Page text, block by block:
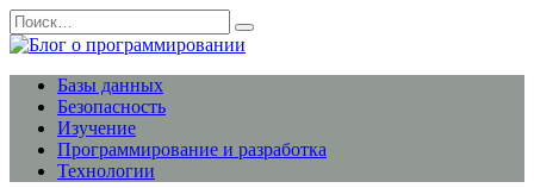
Перейти
к
содержанию
Search
for:
Базы данных
Безопасность
Изучение
Программирование и разработка
Технологии